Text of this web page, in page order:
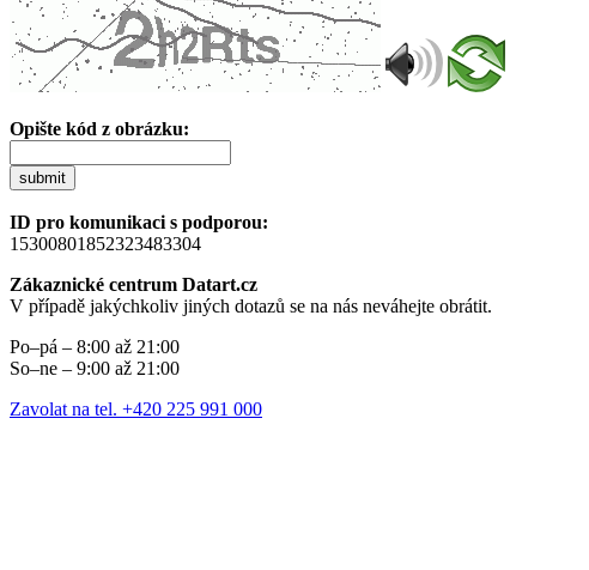
Opište kód z obrázku:
submit
ID pro komunikaci s podporou:
15300801852323483304
Zákaznické centrum Datart.cz
V případě jakýchkoliv jiných dotazů se na nás neváhejte obrátit.
Po–pá – 8:00 až 21:00
So–ne – 9:00 až 21:00
Zavolat na tel. +420 225 991 000